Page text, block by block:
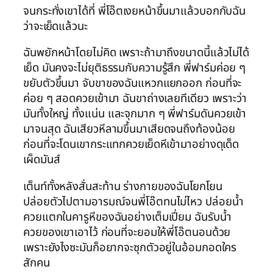
จนกระทั่งเขาได้ที่ พี่โอ๊ตเงยหน้าขึ้นมาแล้วบอกกับฉัน
ว่าจะเย็ดแล้วนะ
ฉันพยักหน้าโดยไม่คิด เพราะถ้ามาถึงขนาดนี้แล้วไม่ได้
เย็ด มันคงจะไม่ยุติธรรมกับความรู้สึก พี่ฟาร์มค่อย ๆ
ขยับตัวขึ้นมา จับขาของฉันแหวกแยกออก ก่อนที่จะ
ค่อย ๆ สอดควยเข้ามา ฉันขาถ่างเลยทีเดียว เพราะว่า
มันทั้งใหญ่ ทั้งแน่น และจุกมาก ๆ พี่ฟาร์มดันควยเข้า
มาจนสุด ฉันเสียวหีลามขึ้นมาเสียดจนถึงท้องน้อย
ก่อนที่จะโดนเขากระแทกควยเย็ดหีเข้ามาอย่างดุเด็ด
เผ็ดมันส์
เต็นท์ทั้งหลังสั่นสะท้าน ร่างกายของฉันโยกโยน
ปล่อยตัวไปตามอารมณ์จนพี่โอ๊ตทนไม่ไหว ปล่อยน้ำ
ควยแตกในคารูหีของฉันอย่างเต็มเปี่ยม ฉันรับน้ำ
ควยของเขาเอาไว้ ก่อนที่จะยอมให้พี่โอ๊ตนอนด้วย
เพราะยังไงซะมันก็อยากจะซุกตัวอยู่ในอ้อมกอดใคร
สักคน